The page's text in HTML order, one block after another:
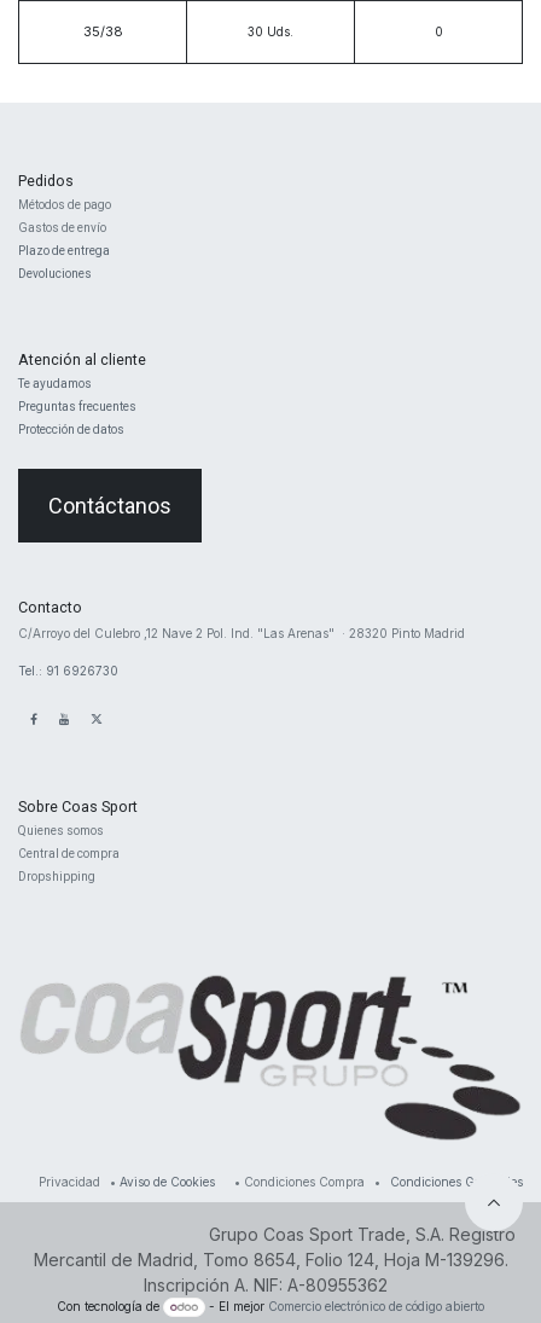
35/38 30 Uds.
Pedidos
Métodos de pago
Gastos de envío
Plazo de entrega
Devoluciones
Atención al cliente
Te ayudamos
Preguntas frecuentes
Protección de datos
Contáctanos
Contacto
​C/Arroyo del Culebro ,12 Nave 2 ​Pol. Ind. "Las Arenas" · 28320 Pinto Madrid
Tel.: 91 6926730
Sobre Coas Sport
Quienes ​somos
Central de compra
Dropshipping
Privacidad • Aviso de Cookies • Condiciones Compra • Condiciones Generales
Grupo Coas Sport Trade, S.A. Registro
Mercantil de Madrid, Tomo 8654, Folio 124, Hoja M-139296.
Inscripción A. NIF: A-80955362
Con tecnología de - El mejor Comercio electrónico de código abierto